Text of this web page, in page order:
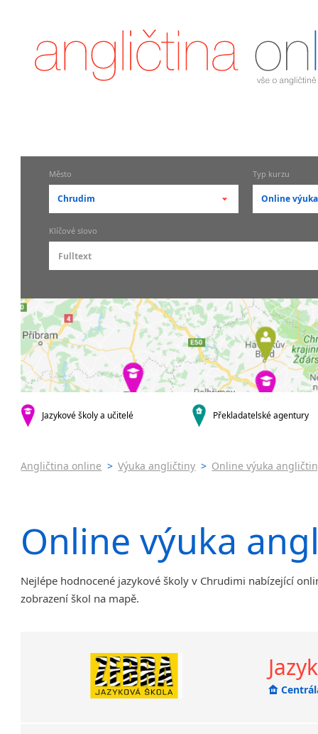
Město
Chrudim
-- vyberte město --
Praha 2
Praha 4
Praha 5
Praha 6
Praha 10
krajská města
Brno
Liberec
Pardubice
Karlovy Vary
Jihlava
Chrudim
Děčín
Hodonín
Typ kurzu
Online
Online
Výuka
Výuka
JŠ
Klíčové slovo
Jazykové školy a učitelé Překladatelské agentury
Angličtina online > Výuka angličtiny > Online výuka
Online výuka
Nejlépe hodnocené jazykové školy v Chrudimi nabízející
zobrazení škol na mapě.